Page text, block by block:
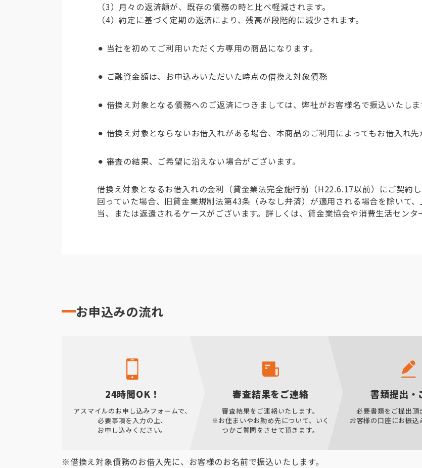
（3）月々の返済額が、既存の債務の時と比べ軽減されます。
（4）約定に基づく定期の返済により、残高が段階的に減少されます。
⚫︎ 当社を初めてご利用いただく方専用の商品になります。
⚫︎ ご融資金額は、お申込みいただいた時点の借換え対象債務
⚫︎ 借換え対象となる債務へのご返済につきましては、弊社がお客様名で振込いたしま
⚫︎ 借換え対象とならないお借入れがある場合、本商品のご利用によってもお借入れ
⚫︎ 審査の結果、ご希望に沿えない場合がございます。
借換え対象となるお借入れの金利（貸金業法完全施行前（H22.6.17以前）にご契約
回っていた場合、旧貸金業規制法第43条（みなし弁済）が適用される場合を除いて
当、または返還されるケースがございます。詳しくは、貸金業協会や消費生活センタ
お申込みの流れ
24時間OK！
アスマイルのお申し込みフォームで、
必要事項を入力の上、
お申し込みください。
審査結果をご連絡
審査結果をご連絡いたします。
※お住まいやお勤め先について、いく
つかご質問をさせて頂きます。
書類提出・
必要書類をご提出頂
お客様の口座にお振込
※借換え対象債務のお借入先に、お客様のお名前で振込いたします。